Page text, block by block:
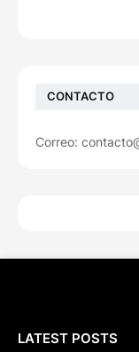
CONTACTO
Correo:
LATEST POSTS